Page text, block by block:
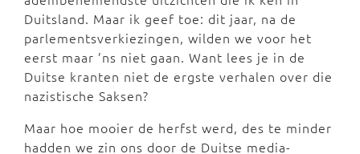
Duitsland. Maar ik geef toe: dit jaar, na de
parlementsverkiezingen, wilden we voor het
eerst maar ’ns niet gaan. Want lees je in de
Duitse kranten niet de ergste verhalen over die
nazistische Saksen?
Maar hoe mooier de herfst werd, des te minder
hadden we zin ons door de Duitse media-